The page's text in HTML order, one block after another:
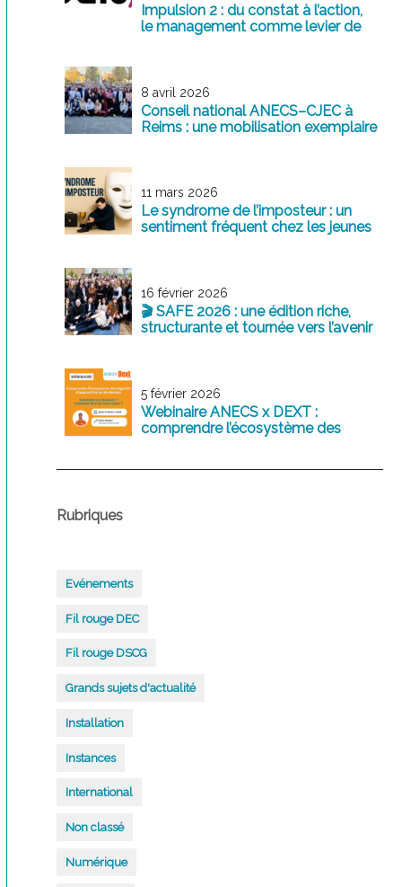
Impulsion 2 : du constat à l’action,
le management comme levier de
8 avril 2026
Conseil national ANECS–CJEC à
Reims : une mobilisation exemplaire
11 mars 2026
Le syndrome de l’imposteur : un
sentiment fréquent chez les jeunes
16 février 2026
🎬 SAFE 2026 : une édition riche,
structurante et tournée vers l’avenir
5 février 2026
Webinaire ANECS x DEXT :
comprendre l’écosystème des
Rubriques
Evénements
Fil rouge DEC
Fil rouge DSCG
Grands sujets d'actualité
Installation
Instances
International
Non classé
Numérique